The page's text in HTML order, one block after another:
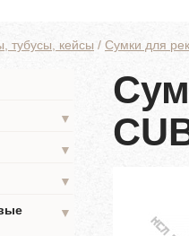
тубусы, кейсы / Сумки для
▼
▼
▼
▼